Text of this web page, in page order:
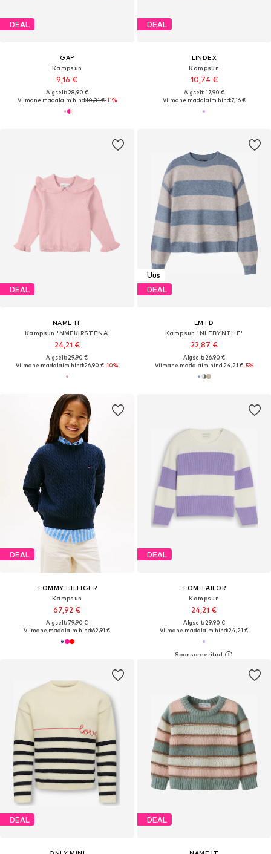
DEAL
GAP
Kampsun
9,16 €
Algselt: 28,90 €
Viimane madalaim hind:10,31 €-11%
DEAL
LINDEX
Kampsun
10,74 €
Algselt: 17,90 €
Viimane madalaim hind:7,16 €
DEAL
NAME IT
Kampsun 'NMFKIRSTENA'
24,21 €
Algselt: 29,90 €
Viimane madalaim hind:26,90 €-10%
Uus
DEAL
LMTD
Kampsun 'NLFBYNTHE'
22,87 €
Algselt: 26,90 €
Viimane madalaim hind:24,21 €-5%
DEAL
TOMMY HILFIGER
Kampsun
67,92 €
Algselt: 79,90 €
Viimane madalaim hind:62,91 €
DEAL
TOM TAILOR
Kampsun
24,21 €
Algselt: 29,90 €
Viimane madalaim hind:24,21 €
DEAL DEAL